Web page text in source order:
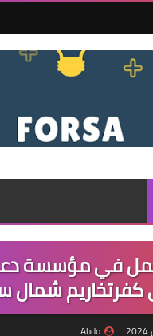
القائمة
مناقصات
فرص عمل
في مؤسسة دعم
شمال
Abdo